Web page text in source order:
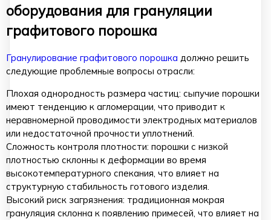
оборудования для грануляции
графитового порошка
Гранулирование графитового порошка должно решить
следующие проблемные вопросы отрасли:
Плохая однородность размера частиц: сыпучие порошки
имеют тенденцию к агломерации, что приводит к
неравномерной проводимости электродных материалов
или недостаточной прочности уплотнений.
Сложность контроля плотности: порошки с низкой
плотностью склонны к деформации во время
высокотемпературного спекания, что влияет на
структурную стабильность готового изделия.
Высокий риск загрязнения: традиционная мокрая
грануляция склонна к появлению примесей, что влияет на